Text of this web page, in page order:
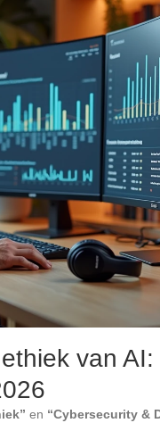
van AI:
en “Cybersecurity &